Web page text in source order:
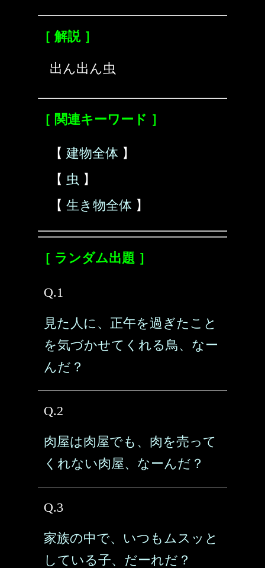
［ 解説 ］
出ん出ん虫
［ 関連キーワード ］
【 建物全体 】
【 虫 】
【 生き物全体 】
［ ランダム出題 ］
Q.1
見た人に、正午を過ぎたこと
を気づかせてくれる鳥、なー
んだ？
Q.2
肉屋は肉屋でも、肉を売って
くれない肉屋、なーんだ？
Q.3
家族の中で、いつもムスッと
している子、だーれだ？